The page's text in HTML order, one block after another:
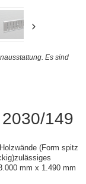
Es sind
149
(Form spitz
zulässiges
mm x 1.490 mm